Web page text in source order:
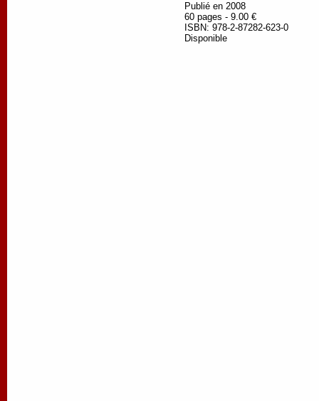
Publié en 2008
60 pages - 9.00 €
ISBN: 978-2-87282-623-0
Disponible